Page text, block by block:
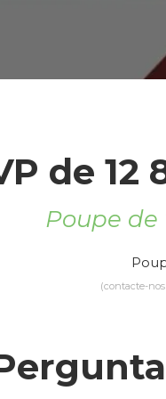
de 12
Poupe de
(contacte-